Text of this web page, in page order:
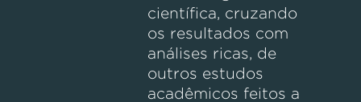
científica, cruzando
os resultados com
análises ricas, de
outros estudos
acadêmicos feitos a